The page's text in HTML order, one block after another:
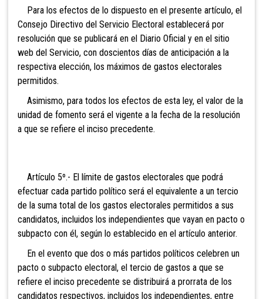
Para los efectos de lo dispuesto en el presente artículo, el
Consejo Directivo del Servicio Electoral establecerá por
resolución que se publicará en el Diario Oficial y en el sitio
web del Servicio, con doscientos días de anticipación a la
respectiva elección, los máximos de gastos electorales
permitidos.
Asimismo, para todos los efectos de esta ley, el valor de la
unidad de fomento será el vigente a la fecha de la resolución
a que se refiere el inciso precedente.
Artículo 5º.- El límite de gastos electorales que podrá
efectuar cada partido político será el equivalente a un tercio
de la suma total de los gastos electorales permitidos a sus
candidatos, incluidos los independientes que vayan en pacto o
subpacto con él, según lo establecido en el artículo anterior.
En el evento que dos o más partidos políticos celebren un
pacto o subpacto electoral, el tercio de gastos a que se
refiere el inciso precedente se distribuirá a prorrata de los
candidatos respectivos, incluidos los independientes, entre